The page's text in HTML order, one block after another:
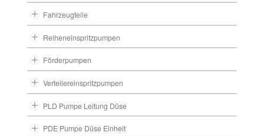
Fahrzeugteile
Reiheneinspritzpumpen
Förderpumpen
Verteilereinspritzpumpen
PLD Pumpe Leitung Düse
PDE Pumpe Düse Einheit